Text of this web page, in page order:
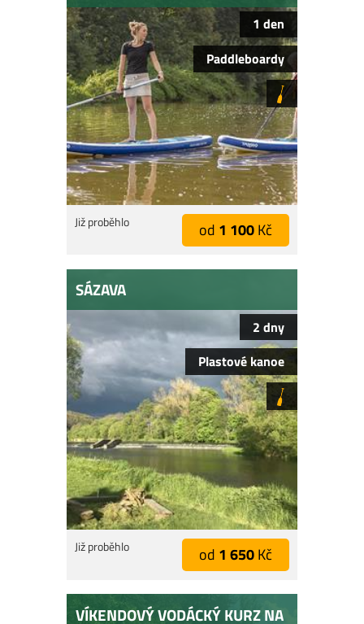
1 den
Paddleboardy
Již proběhlo od 1 100Kč
SÁZAVA
2 dny
Plastové kanoe
Již proběhlo od 1 650Kč
VÍKENDOVÝ VODÁCKÝ KURZ NA